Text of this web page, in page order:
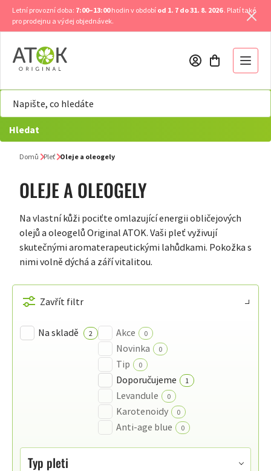
Přejít
obsah
Letní provozní doba: 7:00–13:00hodin v období od 1. 7 do 31. 8. 2026. Platí také
pro prodejnu a výdej objednávek.
Hledat
Domů Pleť Oleje a oleogely
OLEJE A OLEOGELY
Na vlastní kůži pociťte omlazující energii obličejových
olejů a oleogelů Original ATOK. Vaši pleť vyživují
skutečnými aromaterapeutickými lahůdkami. Pokožka s
nimi volně dýchá a září vitalitou.
Zavřít filtr
Na skladě 2 Akce 0
Novinka 0
Tip 0
Doporučujeme 1
Levandule 0
Karotenoidy 0
Anti-age blue 0
Typ pleti
VÝPIS
PRODUKTŮ